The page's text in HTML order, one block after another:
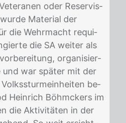
oder Re­ser­vis­
Ma­te­ri­al der
die Wehr­macht re­qui­
die SA wei­ter als
or­ga­ni­sier­
und war spä­ter mit der
be­
Hein­rich Böhm­ckers im
die Ak­ti­vi­tä­ten in der